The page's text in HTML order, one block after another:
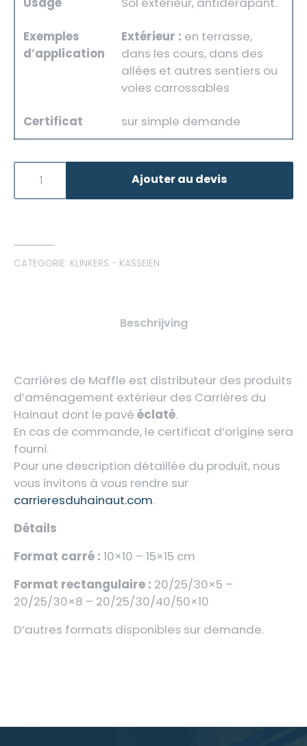
Exemples
d’application
Extérieur : en terrasse,
dans les cours, dans des
allées et autres sentiers ou
voies carrossables
Certificat sur simple demande
Ajouter au devis
CATEGORIE: KLINKERS - KASSEIEN
Beschrijving
Carrières de Maffle est distributeur des produits
d’aménagement extérieur des Carrières du
Hainaut dont le pavé éclaté.
En cas de commande, le certificat d’origine sera
fourni.
Pour une description détaillée du produit, nous
vous invitons à vous rendre sur
carrieresduhainaut.com.
Détails
Format carré : 10×10 – 15×15 cm
Format rectangulaire : 20/25/30×5 –
20/25/30×8 – 20/25/30/40/50×10
D’autres formats disponibles sur demande.